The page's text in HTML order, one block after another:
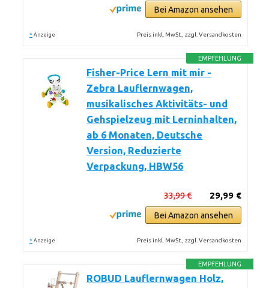
Bei Amazon ansehen
* Anzeige Preis inkl. MwSt., zzgl. Versandkosten
EMPFEHLUNG
Fisher-Price Lern mit mir -
Zebra Lauflernwagen,
musikalisches Aktivitäts- und
Gehspielzeug mit Lerninhalten,
ab 6 Monaten, Deutsche
Version, Reduzierte
Verpackung, HBW56
29,99 €
33,99 €
Bei Amazon ansehen
* Anzeige Preis inkl. MwSt., zzgl. Versandkosten
EMPFEHLUNG
ROBUD Lauflernwagen Holz,